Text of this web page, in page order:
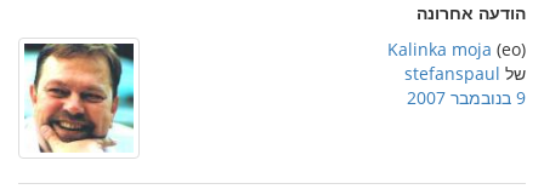
הודעה אחרונה
(eo)
Kalinka moja
של stefanspaul
9 בנובמבר 2007